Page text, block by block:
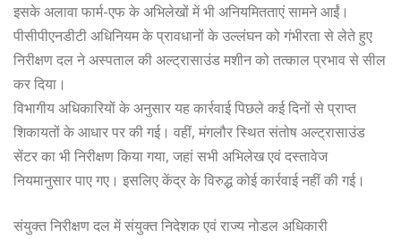
इसके अलावा फार्म-एफ के अभिलेखों में भी अनियमितताएं सामने आईं।
पीसीपीएनडीटी अधिनियम के प्रावधानों के उल्लंघन को गंभीरता से लेते हुए
निरीक्षण दल ने अस्पताल की अल्ट्रासाउंड मशीन को तत्काल प्रभाव से सील
कर दिया।
विभागीय अधिकारियों के अनुसार यह कार्रवाई पिछले कई दिनों से प्राप्त
शिकायतों के आधार पर की गई। वहीं, मंगलौर स्थित संतोष अल्ट्रासाउंड
सेंटर का भी निरीक्षण किया गया, जहां सभी अभिलेख एवं दस्तावेज
नियमानुसार पाए गए। इसलिए केंद्र के विरुद्ध कोई कार्रवाई नहीं की गई।
संयुक्त निरीक्षण दल में संयुक्त निदेशक एवं राज्य नोडल अधिकारी